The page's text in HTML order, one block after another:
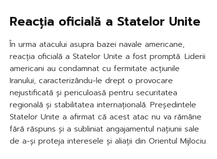
Reacția oficială a Statelor Unite
În urma atacului asupra bazei navale americane,
reacția oficială a Statelor Unite a fost promptă. Liderii
americani au condamnat cu fermitate acțiunile
Iranului, caracterizându-le drept o provocare
nejustificată și periculoasă pentru securitatea
regională și stabilitatea internațională. Președintele
Statelor Unite a afirmat că acest atac nu va rămâne
fără răspuns și a subliniat angajamentul națiunii sale
de a-și proteja interesele și aliații din Orientul Mijlociu.